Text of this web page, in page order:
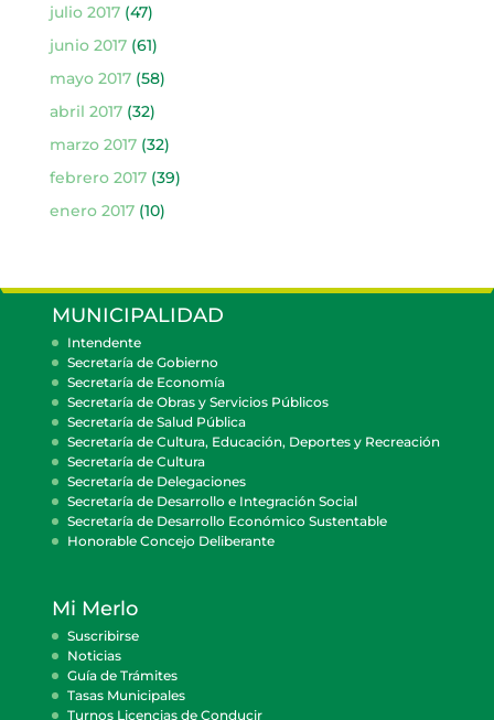
julio 2017(47)
junio 2017(61)
mayo 2017(58)
abril 2017(32)
marzo 2017(32)
febrero 2017(39)
enero 2017(10)
MUNICIPALIDAD
Intendente
Secretaría de Gobierno
Secretaría de Economía
Secretaría de Obras y Servicios Públicos
Secretaría de Salud Pública
Secretaría de Cultura, Educación, Deportes y Recreación
Secretaría de Cultura
Secretaría de Delegaciones
Secretaría de Desarrollo e Integración Social
Secretaría de Desarrollo Económico Sustentable
Honorable Concejo Deliberante
Mi Merlo
Suscribirse
Noticias
Guía de Trámites
Tasas Municipales
Turnos Licencias de Conducir